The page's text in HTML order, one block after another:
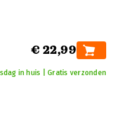
€ 22,99
in huis | Gratis verzonden